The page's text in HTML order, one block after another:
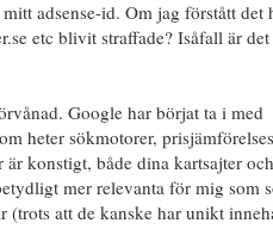
adsense-id. Om jag förstått det
etc blivit straffade? Isåfall är
Google har börjat ta i med
heter sökmotorer,
konstigt, både dina kartsajter och
mer relevanta för mig som
(trots att de kanske har unikt